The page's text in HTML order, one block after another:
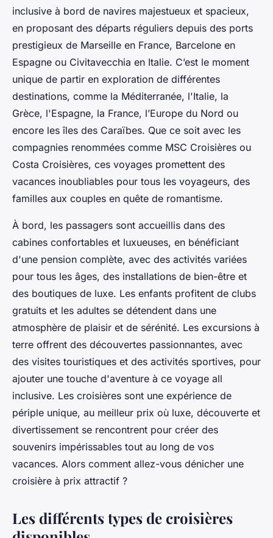
inclusive à bord de navires majestueux et spacieux,
en proposant des départs réguliers depuis des ports
prestigieux de Marseille en France, Barcelone en
Espagne ou Civitavecchia en Italie. C’est le moment
unique de partir en exploration de différentes
destinations, comme la Méditerranée, l'Italie, la
Grèce, l'Espagne, la France, l’Europe du Nord ou
encore les îles des Caraïbes. Que ce soit avec les
compagnies renommées comme MSC Croisières ou
Costa Croisières, ces voyages promettent des
vacances inoubliables pour tous les voyageurs, des
familles aux couples en quête de romantisme.
À bord, les passagers sont accueillis dans des
cabines confortables et luxueuses, en bénéficiant
d'une pension complète, avec des activités variées
pour tous les âges, des installations de bien-être et
des boutiques de luxe. Les enfants profitent de clubs
gratuits et les adultes se détendent dans une
atmosphère de plaisir et de sérénité. Les excursions à
terre offrent des découvertes passionnantes, avec
des visites touristiques et des activités sportives, pour
ajouter une touche d'aventure à ce voyage all
inclusive. Les croisières sont une expérience de
périple unique, au meilleur prix où luxe, découverte et
divertissement se rencontrent pour créer des
souvenirs impérissables tout au long de vos
vacances. Alors comment allez-vous dénicher une
croisière à prix attractif ?
Les différents types de croisières